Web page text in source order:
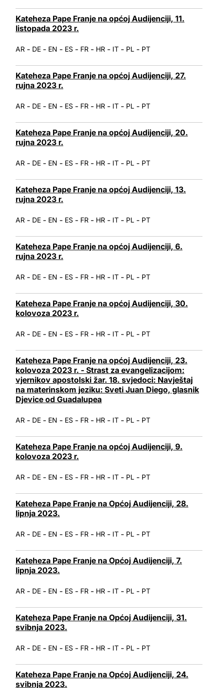
Kateheza Pape Franje na općoj Audijenciji, 11.
listopada 2023 r.
AR - DE - EN - ES - FR - HR - IT - PL - PT
Kateheza Pape Franje na općoj Audijenciji, 27.
rujna 2023 r.
AR - DE - EN - ES - FR - HR - IT - PL - PT
Kateheza Pape Franje na općoj Audijenciji, 20.
rujna 2023 r.
AR - DE - EN - ES - FR - HR - IT - PL - PT
Kateheza Pape Franje na općoj Audijenciji, 13.
rujna 2023 r.
AR - DE - EN - ES - FR - HR - IT - PL - PT
Kateheza Pape Franje na općoj Audijenciji, 6.
rujna 2023 r.
AR - DE - EN - ES - FR - HR - IT - PL - PT
Kateheza Pape Franje na općoj Audijenciji, 30.
kolovoza 2023 r.
AR - DE - EN - ES - FR - HR - IT - PL - PT
Kateheza Pape Franje na općoj Audijenciji, 23.
kolovoza 2023 r. - Strast za evangelizacijom:
vjernikov apostolski žar. 18. svjedoci: Navještaj
na materinskom jeziku: Sveti Juan Diego, glasnik
Djevice od Guadalupea
AR - DE - EN - ES - FR - HR - IT - PL - PT
Kateheza Pape Franje na općoj Audijenciji, 9.
kolovoza 2023 r.
AR - DE - EN - ES - FR - HR - IT - PL - PT
Kateheza Pape Franje na Općoj Audijenciji, 28.
lipnja 2023.
AR - DE - EN - ES - FR - HR - IT - PL - PT
Kateheza Pape Franje na Općoj Audijenciji, 7.
lipnja 2023.
AR - DE - EN - ES - FR - HR - IT - PL - PT
Kateheza Pape Franje na Općoj Audijenciji, 31.
svibnja 2023.
AR - DE - EN - ES - FR - HR - IT - PL - PT
Kateheza Pape Franje na Općoj Audijenciji, 24.
svibnja 2023.